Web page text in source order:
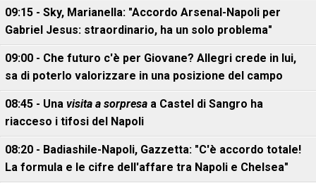
09:15 - Sky, Marianella: "Accordo Arsenal-Napoli per
Gabriel Jesus: straordinario, ha un solo problema"
09:00 - Che futuro c'è per Giovane? Allegri crede in lui,
sa di poterlo valorizzare in una posizione del campo
08:45 - Una visita a sorpresa a Castel di Sangro ha
riacceso i tifosi del Napoli
08:20 - Badiashile-Napoli, Gazzetta: "C'è accordo totale!
La formula e le cifre dell'affare tra Napoli e Chelsea"